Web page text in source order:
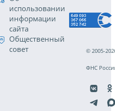
использовании
информации
сайта
Общественный
совет
© 2005-
ФНС